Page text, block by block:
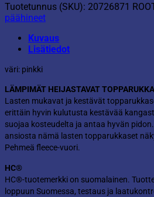
Tuotetunnus (SKU): 20726871
päähineet
Kuvaus
Lisätiedot
väri: pinkki
LÄMPIMÄT HEIJASTAVAT
Lasten mukavat ja kestävät
erittäin hyvin kulutusta kestävää
suojaa kosteudelta ja antaa hyvän
ansiosta nämä lasten topparukkaset
Pehmeä fleece-vuori.
HC®
HC®-tuotemerkki on suomalainen.
loppuun Suomessa, testaus ja